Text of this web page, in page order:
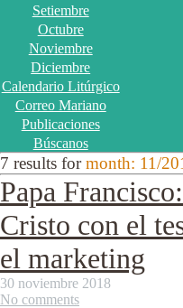
Setiembre
Octubre
Noviembre
Diciembre
Calendario Litúrgico
Correo Mariano
Publicaciones
Búscanos
7 results formonth: 11/
Papa
Cristo con el
el marketing
30 noviembre 2018
No comments